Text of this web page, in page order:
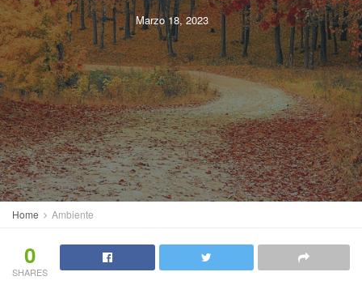
Marzo 18, 2023
Home Ambiente
0
SHARES